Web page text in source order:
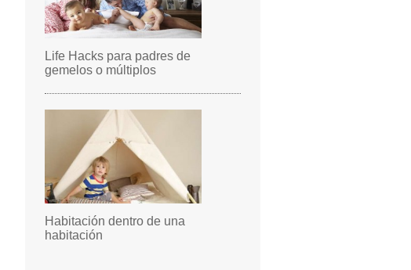
Life Hacks para padres de
gemelos o múltiplos
Habitación dentro de una
habitación